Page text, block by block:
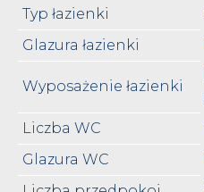
Typ łazienki
Glazura łazienki
Wyposażenie łazienki
Liczba WC
Glazura WC